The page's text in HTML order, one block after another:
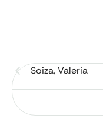
Soiza, Valeria